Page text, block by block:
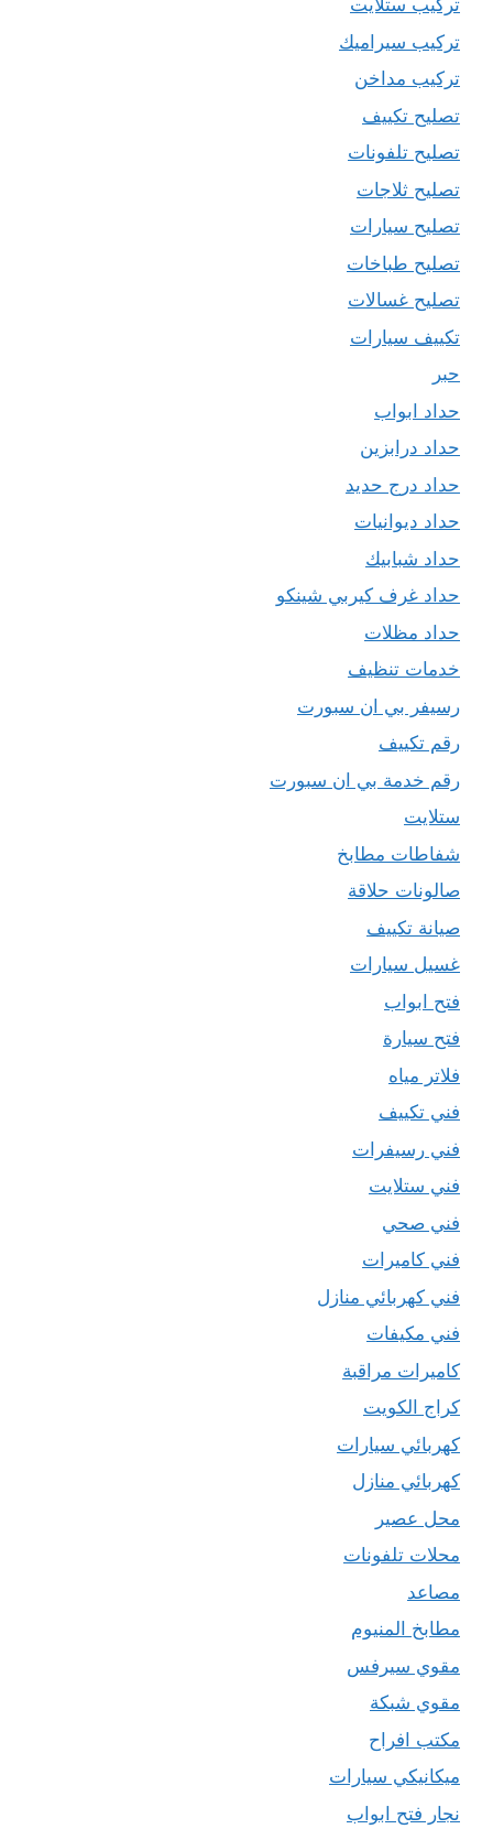
تركيب ستلايت
تركيب سيراميك
تركيب مداخن
تصليح تكييف
تصليح تلفونات
تصليح ثلاجات
تصليح سيارات
تصليح طباخات
تصليح غسالات
تكييف سيارات
حبر
حداد ابواب
حداد درابزين
حداد درج حديد
حداد ديوانيات
حداد شبابيك
حداد غرف كيربي شينكو
حداد مظلات
خدمات تنظيف
رسيفر بي ان سبورت
رقم تكييف
رقم خدمة بي ان سبورت
ستلايت
شفاطات مطابخ
صالونات حلاقة
صيانة تكييف
غسيل سيارات
فتح ابواب
فتح سيارة
فلاتر مياه
فني تكييف
فني رسيفرات
فني ستلايت
فني صحي
فني كاميرات
فني كهربائي منازل
فني مكيفات
كاميرات مراقبة
كراج الكويت
كهربائي سيارات
كهربائي منازل
محل عصير
محلات تلفونات
مصاعد
مطابخ المنيوم
مقوي سيرفس
مقوي شبكة
مكتب افراح
ميكانيكي سيارات
نجار فتح ابواب